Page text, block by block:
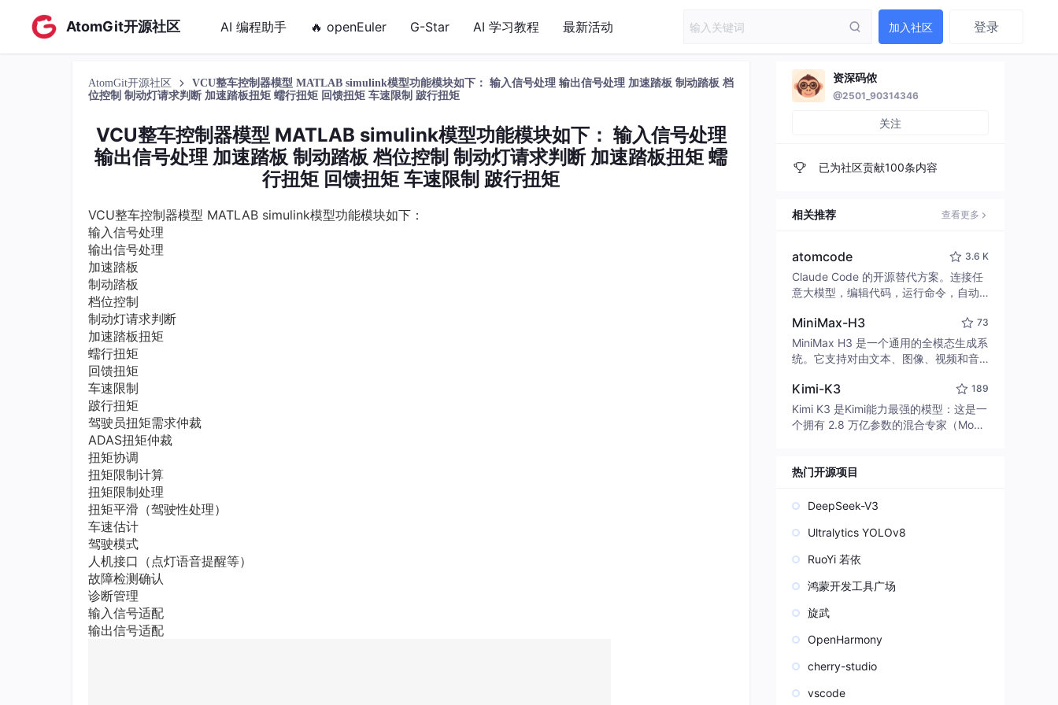
AtomGit开源社区 AI 编程助手 🔥 openEuler G-Star AI 学习教程 最新活动 加入社区 登录
AtomGit开源社区
VCU整车控制器模型 MATLAB simulink模型功能模块如下： 输入信号处理 输出信号处理 加速踏板 制动踏板 档
位控制 制动灯请求判断 加速踏板扭矩 蠕行扭矩 回馈扭矩 车速限制 跛行扭矩
VCU整车控制器模型 MATLAB simulink模型功能模块如下： 输入信号处理
输出信号处理 加速踏板 制动踏板 档位控制 制动灯请求判断 加速踏板扭矩 蠕
行扭矩 回馈扭矩 车速限制 跛行扭矩
VCU整车控制器模型 MATLAB simulink模型功能模块如下：
输入信号处理
输出信号处理
加速踏板
制动踏板
档位控制
制动灯请求判断
加速踏板扭矩
蠕行扭矩
回馈扭矩
车速限制
跛行扭矩
驾驶员扭矩需求仲裁
ADAS扭矩仲裁
扭矩协调
扭矩限制计算
扭矩限制处理
扭矩平滑（驾驶性处理）
车速估计
驾驶模式
人机接口（点灯语音提醒等）
故障检测确认
诊断管理
输入信号适配
输出信号适配
资深码侬
@2501_90314346
关注
已为社区贡献100条内容
相关推荐 查看更多
atomcode 3.6 K
Claude Code 的开源替代方案。连接任
意大模型，编辑代码，运行命令，自动
致性能。 ｜ An open-source alternativ
e to Claude Code. Connect any LLM,
edit code, run commands, and verify
MiniMax-H3 73
MiniMax H3 是一个通用的全模态生成系
统。它支持对由文本、图像、视频和音
并能生成分辨率高达 2K、时长可达 15
秒的带原生立体声音频的视频。得益于
面向任务泛化的系统设计，H3 在预训练
模态指令。
Kimi-K3 189
Kimi K3 是Kimi能力最强的模型：这是一
个拥有 2.8 万亿参数的混合专家（Mo
热门开源项目
DeepSeek-V3
Ultralytics YOLOv8
RuoYi 若依
鸿蒙开发工具广场
旋武
OpenHarmony
cherry-studio
vscode